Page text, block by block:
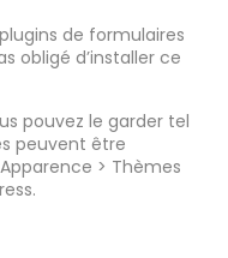
de formulaires
obligé d’installer ce
pouvez le garder tel
peuvent être
> Thèmes